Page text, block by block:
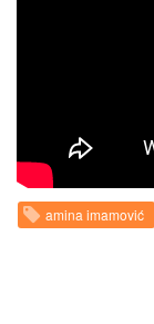
amina imamović